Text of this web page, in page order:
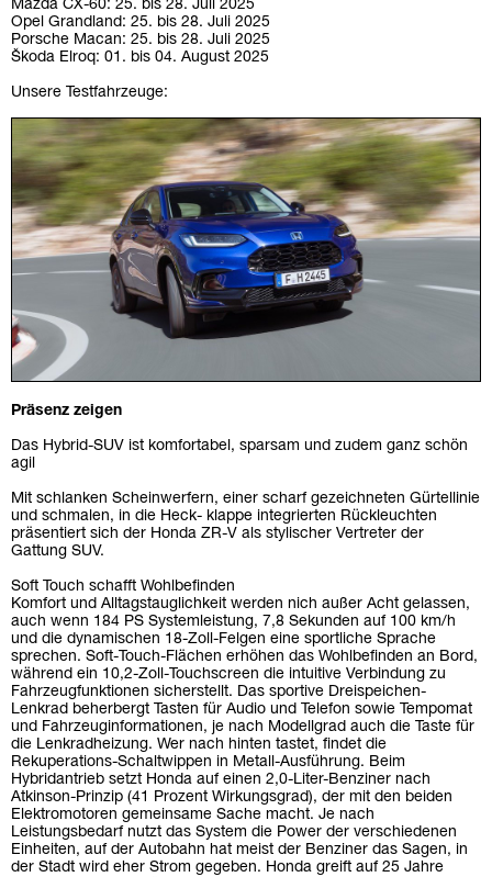
Mazda CX-60: 25. bis 28. Juli 2025
Opel Grandland: 25. bis 28. Juli 2025
Porsche Macan: 25. bis 28. Juli 2025
Škoda Elroq: 01. bis 04. August 2025
Unsere Testfahrzeuge:
Präsenz zeigen
Das Hybrid-SUV ist komfortabel, sparsam und zudem ganz schön
agil
Mit schlanken Scheinwerfern, einer scharf gezeichneten Gürtellinie
und schmalen, in die Heck- klappe integrierten Rückleuchten
präsentiert sich der Honda ZR-V als stylischer Vertreter der
Gattung SUV.
Soft Touch schafft Wohlbefinden
Komfort und Alltagstauglichkeit werden nich außer Acht gelassen,
auch wenn 184 PS Systemleistung, 7,8 Sekunden auf 100 km/h
und die dynamischen 18-Zoll-Felgen eine sportliche Sprache
sprechen. Soft-Touch-Flächen erhöhen das Wohlbefinden an Bord,
während ein 10,2-Zoll-Touchscreen die intuitive Verbindung zu
Fahrzeugfunktionen sicherstellt. Das sportive Dreispeichen-
Lenkrad beherbergt Tasten für Audio und Telefon sowie Tempomat
und Fahrzeuginformationen, je nach Modellgrad auch die Taste für
die Lenkradheizung. Wer nach hinten tastet, findet die
Rekuperations-Schaltwippen in Metall-Ausführung. Beim
Hybridantrieb setzt Honda auf einen 2,0-Liter-Benziner nach
Atkinson-Prinzip (41 Prozent Wirkungsgrad), der mit den beiden
Elektromotoren gemeinsame Sache macht. Je nach
Leistungsbedarf nutzt das System die Power der verschiedenen
Einheiten, auf der Autobahn hat meist der Benziner das Sagen, in
der Stadt wird eher Strom gegeben. Honda greift auf 25 Jahre